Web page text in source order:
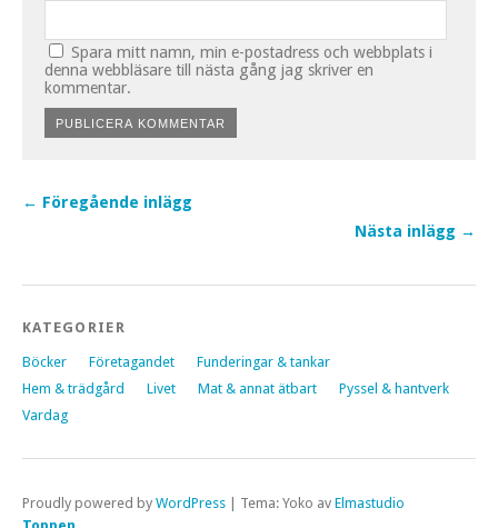
Spara mitt namn, min e-postadress och webbplats i
denna webbläsare till nästa gång jag skriver en
kommentar.
← Föregående inlägg
Nästa inlägg →
KATEGORIER
Böcker Företagandet
Funderingar & tankar
Hem & trädgård
Livet Mat & annat ätbart
Pyssel & hantverk
Vardag
Proudly powered by WordPress | Tema: Yoko av Elmastudio